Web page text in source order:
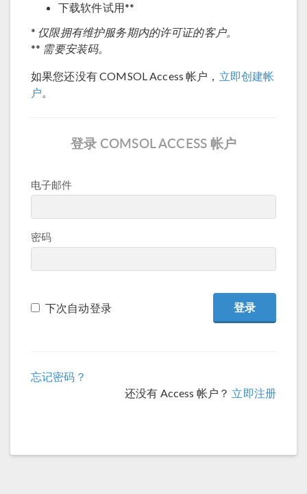
下载软件试用**
* 仅限拥有维护服务期内的许可证的客户。
** 需要安装码。
如果您还没有 COMSOL Access 帐户， 立即创建帐
户。
登录 COMSOL ACCESS 帐户
电子邮件
密码
下次自动登录
忘记密码？
还没有 Access 帐户？ 立即注册